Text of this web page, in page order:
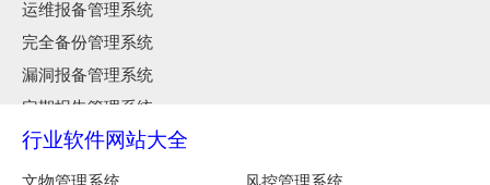
运维报备管理系统
完全备份管理系统
漏洞报备管理系统
定期报告管理系统
报备追溯管理系统
报备数据记录管理系统
行业软件网站大全